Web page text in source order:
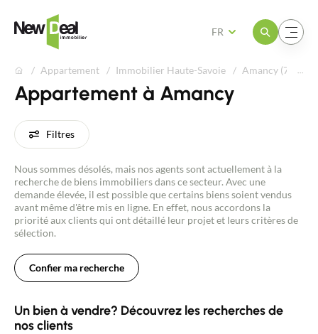
Ouvrir le menuOuvrir le menu
FR
Appartement Immobilier Haute-Savoie Amancy (74800)
Appartement à Amancy
Filtres
Nous sommes désolés, mais nos agents sont actuellement à la
recherche de biens immobiliers dans ce secteur. Avec une
demande élevée, il est possible que certains biens soient vendus
avant même d'être mis en ligne. En effet, nous accordons la
priorité aux clients qui ont détaillé leur projet et leurs critères de
sélection.
Confier ma recherche
Un bien à vendre? Découvrez les recherches de
nos clients